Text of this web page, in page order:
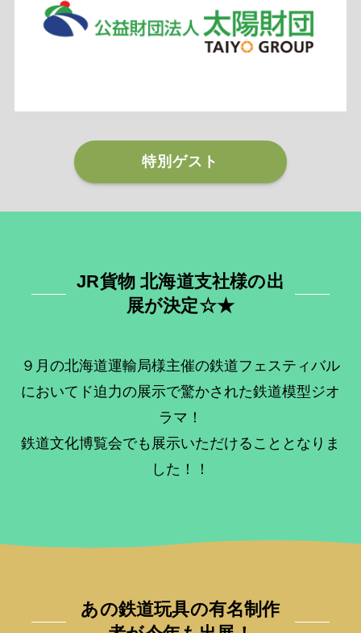
特別ゲスト
JR貨物 北海道支社様の出
展が決定☆★
９月の北海道運輸局様主催の鉄道フェスティバル
においてド迫力の展示で驚かされた鉄道模型ジオ
ラマ！
鉄道文化博覧会でも展示いただけることとなりま
した！！
あの鉄道玩具の有名制作